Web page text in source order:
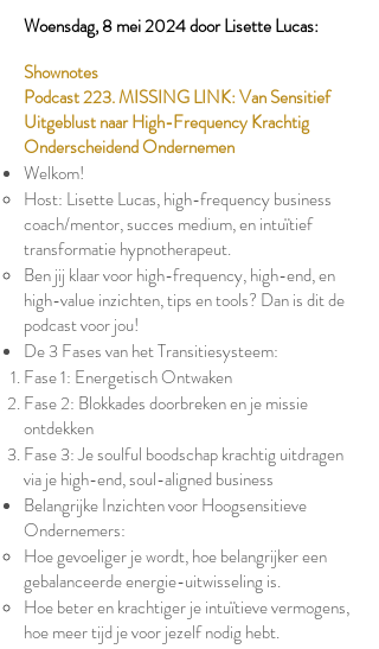
Woensdag, 8 mei 2024 door Lisette Lucas:​
Shownotes
Podcast 223. MISSING LINK: Van Sensitief
Uitgeblust naar High-Frequency Krachtig
Onderscheidend Ondernemen
Welkom!
Host: Lisette Lucas, high-frequency business
coach/mentor, succes medium, en intuïtief
transformatie hypnotherapeut.
Ben jij klaar voor high-frequency, high-end, en
high-value inzichten, tips en tools? Dan is dit de
podcast voor jou!
De 3 Fases van het Transitiesysteem:
Fase 1: Energetisch Ontwaken
Fase 2: Blokkades doorbreken en je missie
ontdekken
Fase 3: Je soulful boodschap krachtig uitdragen
via je high-end, soul-aligned business
Belangrijke Inzichten voor Hoogsensitieve
Ondernemers:
Hoe gevoeliger je wordt, hoe belangrijker een
gebalanceerde energie-uitwisseling is.
Hoe beter en krachtiger je intuïtieve vermogens,
hoe meer tijd je voor jezelf nodig hebt.